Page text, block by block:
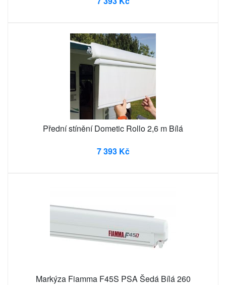
Přední stínění Dometic Rollo 2,6 m Bílá
7 393 Kč
Markýza Fiamma F45S PSA Šedá Bílá 260